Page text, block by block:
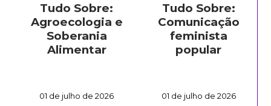
Tudo Sobre:
Agroecologia e
Soberania
Alimentar
Tudo Sobre:
Comunicação
feminista
popular
01 de julho de 2026 01 de julho de 2026